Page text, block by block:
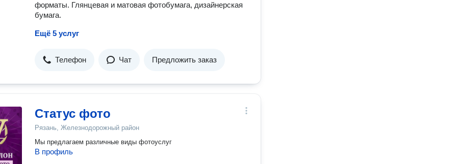
форматы. Глянцевая и матовая фотобумага, дизайнерская
бумага.
Ещё 5 услуг
Телефон Чат Предложить заказ
Статус фото
Рязань, Железнодорожный район
Мы предлагаем различные виды фотоуслуг
В профиль